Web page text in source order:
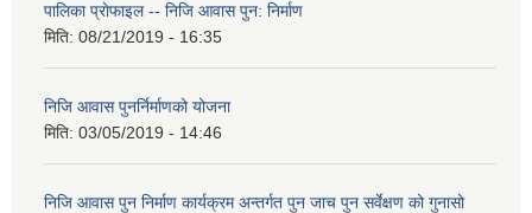
पालिका प्राेफाइल -- निजि आवास पुन: निर्माण
मिति: 08/21/2019 - 16:35
निजि आवास पुनर्निर्माणको योजना
मिति: 03/05/2019 - 14:46
निजि आवास पुन निर्माण कार्यक्रम अन्तर्गत पुन जाच पुन सर्वेक्षण को गुनासो